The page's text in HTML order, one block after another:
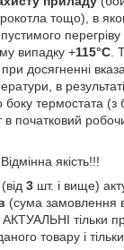
тощо), в
перегріву
випадку +115°С .
досягненні
в
боку термостата (з
в початковий
якість!!!
(від 3 шт. і вище)
(сума замовлення
тільки
даного товару і